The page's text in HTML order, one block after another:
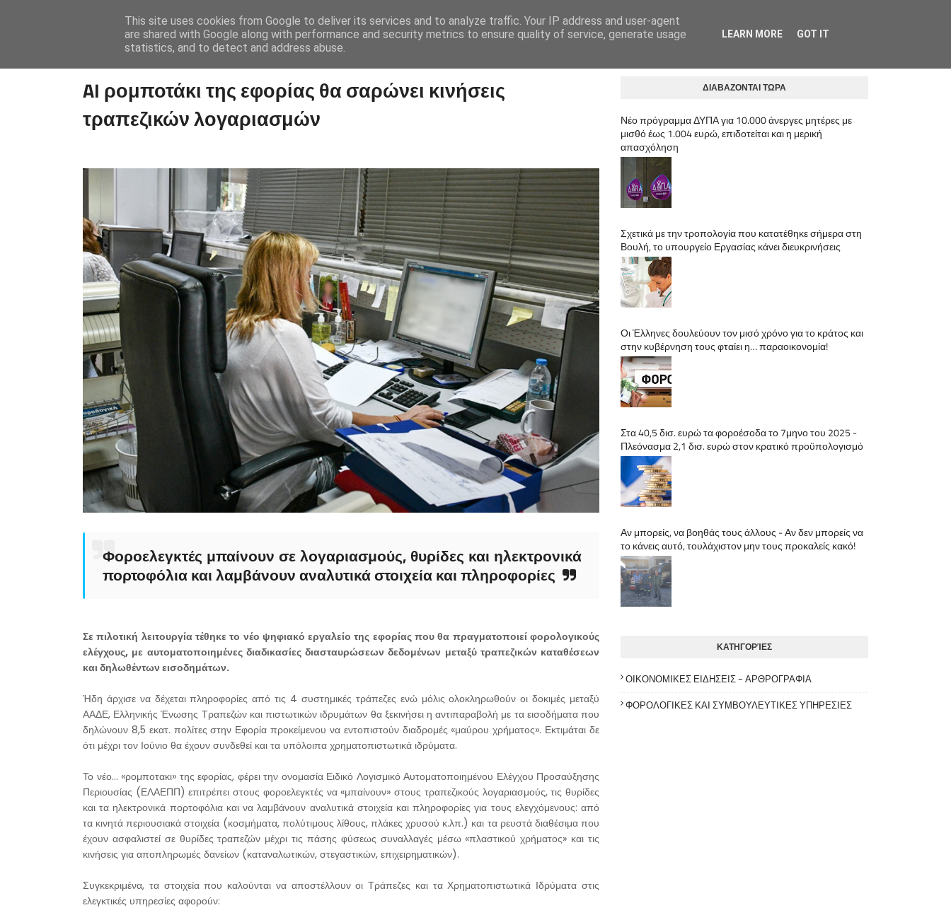
HOME ΛΟΓΙΣΤΙΚΟ ΓΡΑΦΕΙΟ ΑΝΩ ΛΙΟΣΙΑ | ΚΡΥΣΤΑΛΛΗΣ ΙΩΣΗΦ
AI ρομποτάκι της εφορίας θα σαρώνει κινήσεις
τραπεζικών λογαριασμών
Φοροελεγκτές μπαίνουν σε λογαριασμούς, θυρίδες και ηλεκτρονικά
πορτοφόλια και λαμβάνουν αναλυτικά στοιχεία και πληροφορίες
Σε πιλοτική λειτουργία τέθηκε το νέο ψηφιακό εργαλείο της εφορίας που θα πραγματοποιεί φορολογικούς
ελέγχους, με αυτοματοποιημένες διαδικασίες διασταυρώσεων δεδομένων μεταξύ τραπεζικών καταθέσεων
και δηλωθέντων εισοδημάτων.
Ήδη άρχισε να δέχεται πληροφορίες από τις 4 συστημικές τράπεζες ενώ μόλις ολοκληρωθούν οι δοκιμές μεταξύ
ΑΑΔΕ, Ελληνικής Ένωσης Τραπεζών και πιστωτικών ιδρυμάτων θα ξεκινήσει η αντιπαραβολή με τα εισοδήματα που
δηλώνουν 8,5 εκατ. πολίτες στην Εφορία προκείμενου να εντοπιστούν διαδρομές «μαύρου χρήματος». Εκτιμάται δε
ότι μέχρι τον Ιούνιο θα έχουν συνδεθεί και τα υπόλοιπα χρηματοπιστωτικά ιδρύματα.
Το νέο... «ρομποτακι» της εφορίας, φέρει την ονομασία Ειδικό Λογισμικό Αυτοματοποιημένου Ελέγχου Προσαύξησης
Περιουσίας (ΕΛΑΕΠΠ) επιτρέπει στους φοροελεγκτές να «μπαίνουν» στους τραπεζικούς λογαριασμούς, τις θυρίδες
και τα ηλεκτρονικά πορτοφόλια και να λαμβάνουν αναλυτικά στοιχεία και πληροφορίες για τους ελεγχόμενους: από
τα κινητά περιουσιακά στοιχεία (κοσμήματα, πολύτιμους λίθους, πλάκες χρυσού κ.λπ.) και τα ρευστά διαθέσιμα που
έχουν ασφαλιστεί σε θυρίδες τραπεζών μέχρι τις πάσης φύσεως συναλλαγές μέσω «πλαστικού χρήματος» και τις
κινήσεις για αποπληρωμές δανείων (καταναλωτικών, στεγαστικών, επιχειρηματικών).
Συγκεκριμένα, τα στοιχεία που καλούνται να αποστέλλουν οι Τράπεζες και τα Χρηματοπιστωτικά Ιδρύματα στις
ελεγκτικές υπηρεσίες αφορούν:
ΔΙΑΒΑΖΟΝΤΑΙ ΤΩΡΑ
Νέο πρόγραμμα ΔΥΠΑ για 10.000 άνεργες μητέρες με
μισθό έως 1.004 ευρώ, επιδοτείται και η μερική
απασχόληση
Σχετικά με την τροπολογία που κατατέθηκε σήμερα στη
Βουλή, το υπουργείο Εργασίας κάνει διευκρινήσεις
Οι Έλληνες δουλεύουν τον μισό χρόνο για το κράτος και
στην κυβέρνηση τους φταίει η… παραοικονομία!
Στα 40,5 δισ. ευρώ τα φοροέσοδα το 7μηνο του 2025 -
Πλεόνασμα 2,1 δισ. ευρώ στον κρατικό προϋπολογισμό
Αν μπορείς, να βοηθάς τους άλλους - Αν δεν μπορείς να
το κάνεις αυτό, τουλάχιστον μην τους προκαλείς κακό!
ΚΑΤΗΓΟΡΊΕΣ
ΟΙΚΟΝΟΜΙΚΕΣ ΕΙΔΗΣΕΙΣ - ΑΡΘΡΟΓΡΑΦΙΑ
ΦΟΡΟΛΟΓΙΚΕΣ ΚΑΙ ΣΥΜΒΟΥΛΕΥΤΙΚΕΣ ΥΠΗΡΕΣΙΕΣ
This site uses cookies from Google to deliver its services and to analyze traffic. Your IP address and user-agent
are shared with Google along with performance and security metrics to ensure quality of service, generate usage
statistics, and to detect and address abuse.
LEARN MORE GOT IT